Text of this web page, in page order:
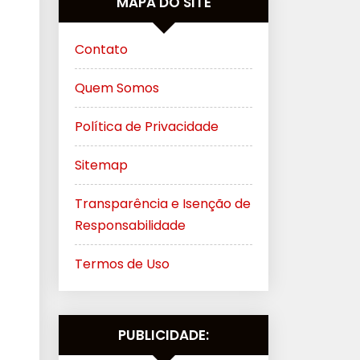
Contato
Quem Somos
Política de Privacidade
Sitemap
Transparência e Isenção de
Responsabilidade
Termos de Uso
PUBLICIDADE: